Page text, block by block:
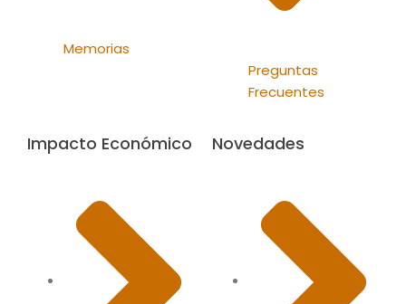
Memorias
Preguntas
Frecuentes
Impacto Económico Novedades